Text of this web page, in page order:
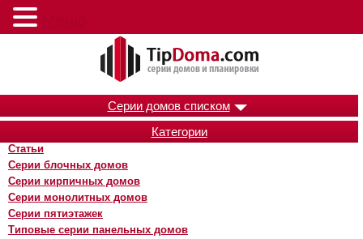
Серии домов списком
Категории
Статьи
Серии блочных домов
Серии кирпичных домов
Серии монолитных домов
Серии пятиэтажек
Типовые серии панельных домов